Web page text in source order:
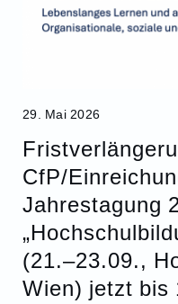
29. Mai 2026
CfP/
Jahrestagung
(21.–23.09.,
Wien) jetzt bis